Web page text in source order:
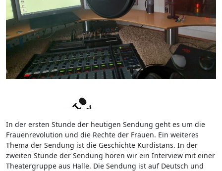
In der ersten Stunde der heutigen Sendung geht es um die
Frauenrevolution und die Rechte der Frauen. Ein weiteres
Thema der Sendung ist die Geschichte Kurdistans. In der
zweiten Stunde der Sendung hören wir ein Interview mit einer
Theatergruppe aus Halle. Die Sendung ist auf Deutsch und